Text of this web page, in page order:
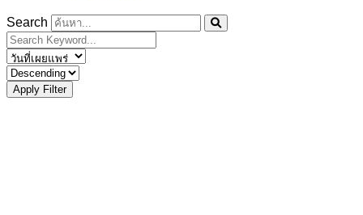
Search
Apply Filter